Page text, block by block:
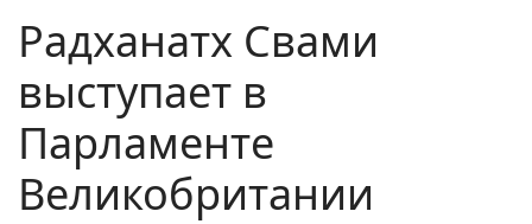
Радханатх Свами
выступает в
Парламенте
Великобритании